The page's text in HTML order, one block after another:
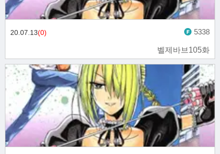
벨제바브105화
20.07.13(0) 5338